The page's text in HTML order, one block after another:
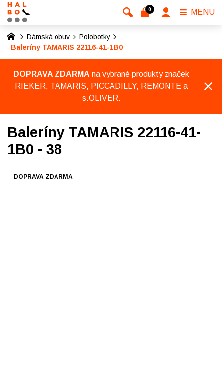
Dámská obuv
Polobotky
Baleríny TAMARIS 22116-41-1B0
DOPRAVA ZDARMA na vybrané produkty značek
RIEKER, TAMARIS, PICCADILLY, REMONTE a
s.OLIVER.
Baleríny TAMARIS 22116-41-
1B0 - 38
DOPRAVA ZDARMA
0 MENU